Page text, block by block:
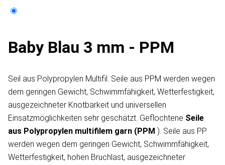
Baby Blau 3 mm - PPM
Seil aus Polypropylen Multifil. Seile aus PPM werden wegen
dem geringen Gewicht, Schwimmfähigkeit, Wetterfestigkeit,
ausgezeichneter Knotbarkeit und universellen
Einsatzmöglichkeiten sehr geschätzt. Geflochtene Seile
aus Polypropylen multifilem garn (PPM ). Seile aus PP
werden wegen dem geringen Gewicht, Schwimmfähigkeit,
Wetterfestigkeit, hohen Bruchlast, ausgezeichneter